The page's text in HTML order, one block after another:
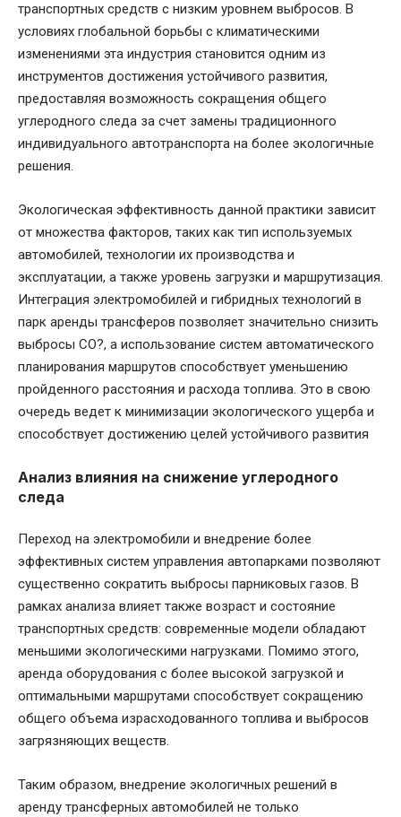
транспортных средств с низким уровнем выбросов. В
условиях глобальной борьбы с климатическими
изменениями эта индустрия становится одним из
инструментов достижения устойчивого развития,
предоставляя возможность сокращения общего
углеродного следа за счет замены традиционного
индивидуального автотранспорта на более экологичные
решения.
Экологическая эффективность данной практики зависит
от множества факторов, таких как тип используемых
автомобилей, технологии их производства и
эксплуатации, а также уровень загрузки и маршрутизация.
Интеграция электромобилей и гибридных технологий в
парк аренды трансферов позволяет значительно снизить
выбросы CO?, а использование систем автоматического
планирования маршрутов способствует уменьшению
пройденного расстояния и расхода топлива. Это в свою
очередь ведет к минимизации экологического ущерба и
способствует достижению целей устойчивого развития
Анализ влияния на снижение углеродного
следа
Переход на электромобили и внедрение более
эффективных систем управления автопарками позволяют
существенно сократить выбросы парниковых газов. В
рамках анализа влияет также возраст и состояние
транспортных средств: современные модели обладают
меньшими экологическими нагрузками. Помимо этого,
аренда оборудования с более высокой загрузкой и
оптимальными маршрутами способствует сокращению
общего объема израсходованного топлива и выбросов
загрязняющих веществ.
Таким образом, внедрение экологичных решений в
аренду трансферных автомобилей не только